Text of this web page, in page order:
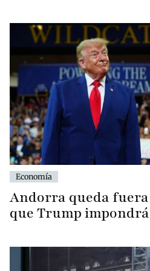
Economía
Andorra queda
que Trump